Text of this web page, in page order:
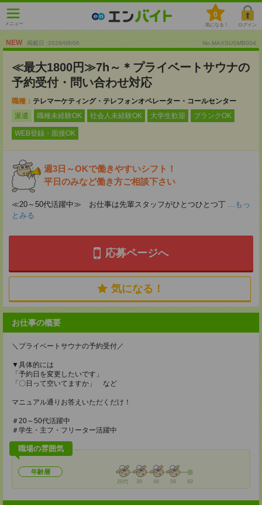
メニュー
0
気になる！ ログイン
NEW 掲載日 :2026/08/06 No.MAXSUSMB004
≪最大1800円≫7h～＊プライベートサウナの
予約受付・問い合わせ対応
職種： テレマーケティング・テレフォンオペレーター・コールセンター
派遣
職種未経験OK 社会人未経験OK 大学生歓迎 ブランクOK
WEB登録・面接OK
週3日～OKで働きやすいシフト！
平日のみなど働き方ご相談下さい
≪20～50代活躍中≫ お仕事は先輩スタッフがひとつひとつ丁 ...もっ
とみる
応募ページへ
気になる！
お仕事の概要
＼プライベートサウナの予約受付／
▼具体的には
「予約日を変更したいです」
「〇日って空いてますか」 など
マニュアル通りお答えいただくだけ！
＃20～50代活躍中
＃学生・主フ・フリーター活躍中
職場の雰囲気
年齢層
20代 30 40 50 60